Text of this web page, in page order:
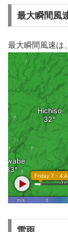
最大瞬間風
最大瞬間風速は